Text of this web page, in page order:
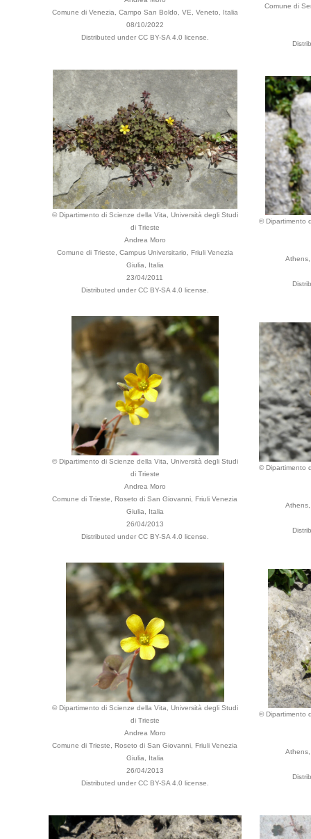
Comune di Venezia, Campo San Boldo, VE, Veneto, Italia
08/10/2022
Distributed under CC BY-SA 4.0 license.
Comune di
© Dipartimento di Scienze della Vita, Università degli Studi
di Trieste
Andrea Moro
Comune di Trieste, Campus Universitario, Friuli Venezia
Giulia, Italia
23/04/2011
Distributed under CC BY-SA 4.0 license.
© Dipartimento
© Dipartimento di Scienze della Vita, Università degli Studi
di Trieste
Andrea Moro
Comune di Trieste, Roseto di San Giovanni, Friuli Venezia
Giulia, Italia
26/04/2013
Distributed under CC BY-SA 4.0 license.
© Dipartimento
© Dipartimento di Scienze della Vita, Università degli Studi
di Trieste
Andrea Moro
Comune di Trieste, Roseto di San Giovanni, Friuli Venezia
Giulia, Italia
26/04/2013
Distributed under CC BY-SA 4.0 license.
© Dipartimento